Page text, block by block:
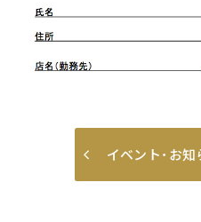
イベント･お